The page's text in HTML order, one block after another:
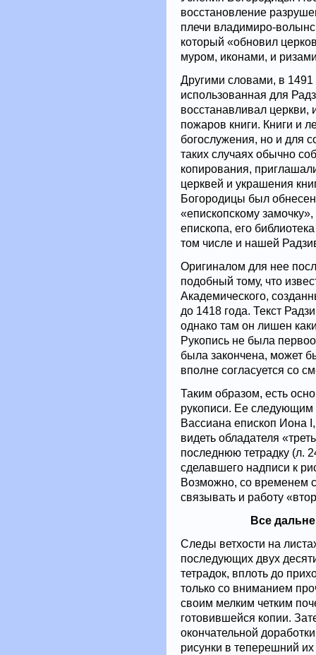
восстановление
плечи владимиро-
который «обновил
муром, иконами, и
Другими словами, в 1491
использованная для
восстанавливал церкви,
пожаров книги. Книги и
богослужения, но и для
таких случаях обычно
копирования,
церквей и украшения
Богородицы был
«епископскому
епископа, его
том числе и нашей
Оригиналом для нее
подобный тому, что
Академического,
до 1418 года. Текст
однако там он лишен
Рукопись не была
была закончена, может
вполне согласуется со
Таким образом, есть
рукописи. Ее
Вассиана епископ Иона
видеть обладателя
последнюю тетрадку (л.
сделавшего надписи к
Возможно, со временем
связывать и работу
Все
Следы ветхости на
последующих двух
тетрадок, вплоть до
только со вниманием
своим мелким четким
готовившейся копии.
окончательной
рисунки в теперешний